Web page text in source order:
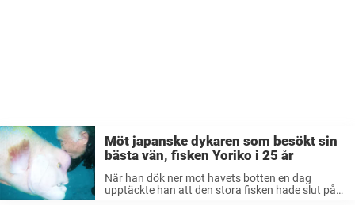
Möt japanske dykaren som besökt sin
bästa vän, fisken Yoriko i 25 år
När han dök ner mot havets botten en dag
upptäckte han att den stora fisken hade slut på